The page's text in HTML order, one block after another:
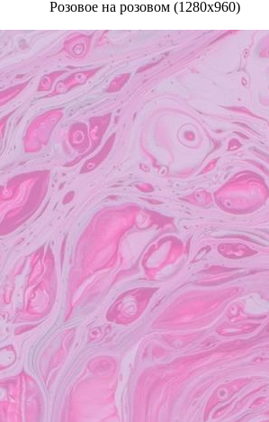
Розовое на розовом (1280x960)